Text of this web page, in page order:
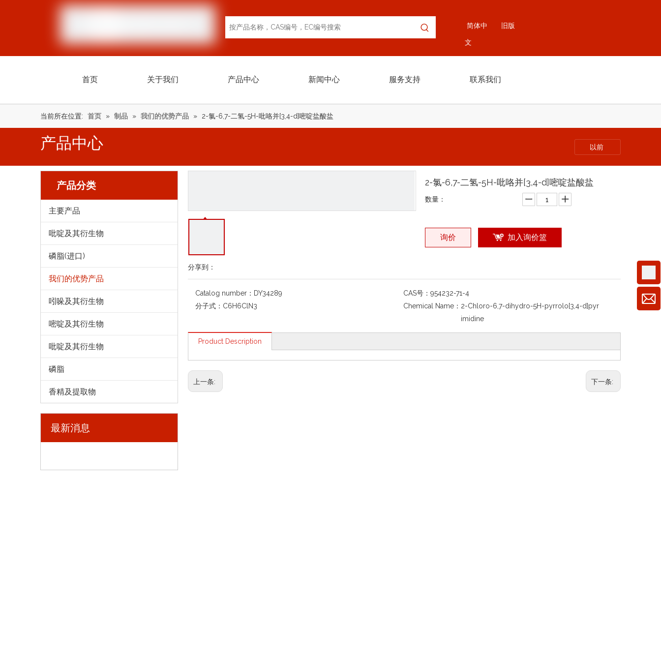
简体中
文
旧版
首页 关于我们 产品中心 新闻中心 服务支持 联系我们
当前所在位置: 首页 » 制品 » 我们的优势产品 » 2-氯-6,7-二氢-5H-吡咯并[3,4-d]嘧啶盐酸盐
产品中心 以前
产品分类
主要产品
吡啶及其衍生物
磷脂(进口)
我们的优势产品
吲哚及其衍生物
嘧啶及其衍生物
吡啶及其衍生物
磷脂
香精及提取物
最新消息
分享到：
2-氯-6,7-二氢-5H-吡咯并[3,4-d]嘧啶盐酸盐
数量：
询价 加入询价篮
Catalog number： DY34289 CAS号：954232-71-4
分子式： C6H6ClN3 Chemical Name： 2-Chloro-6,7-dihydro-5H-pyrrolo[3,4-d]pyr
imidine
Product Description
上一条: 下一条: